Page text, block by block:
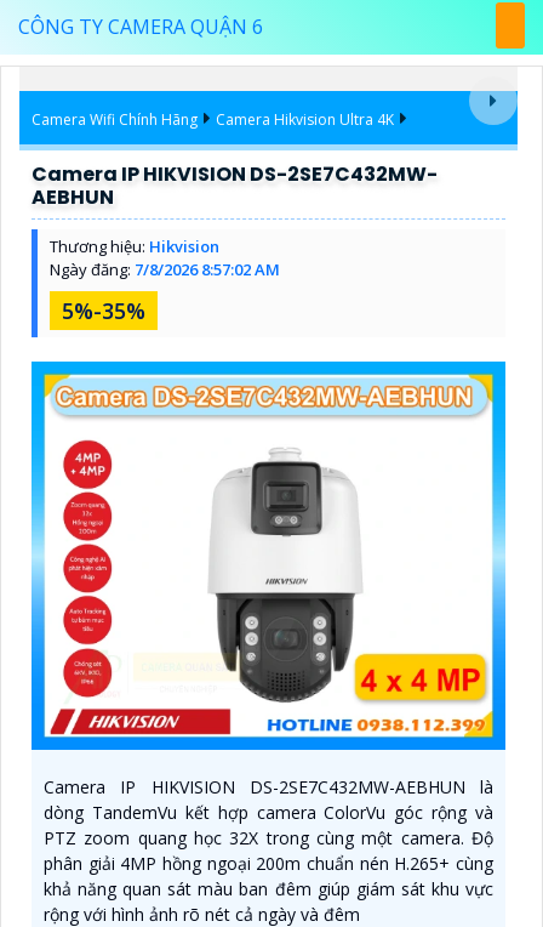
CÔNG TY CAMERA QUẬN 6
Camera Wifi Chính Hãng Camera Hikvision Ultra 4K
Camera IP HIKVISION DS-2SE7C432MW-
AEBHUN
Thương hiệu: Hikvision
Ngày đăng: 7/8/2026 8:57:02 AM
5%-35%
Camera IP HIKVISION DS-2SE7C432MW-AEBHUN là
dòng TandemVu kết hợp camera ColorVu góc rộng và
PTZ zoom quang học 32X trong cùng một camera. Độ
phân giải 4MP hồng ngoại 200m chuẩn nén H.265+ cùng
khả năng quan sát màu ban đêm giúp giám sát khu vực
rộng với hình ảnh rõ nét cả ngày và đêm